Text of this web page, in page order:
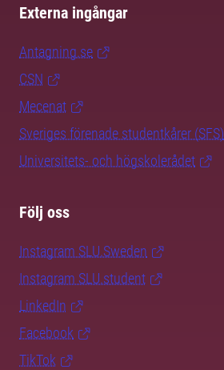
Externa ingångar
Antagning.se
CSN
Mecenat
Sveriges förenade studentkårer (SFS)
Universitets- och högskolerådet
Följ oss
Instagram SLU.Sweden
Instagram SLU.student
LinkedIn
Facebook
TikTok